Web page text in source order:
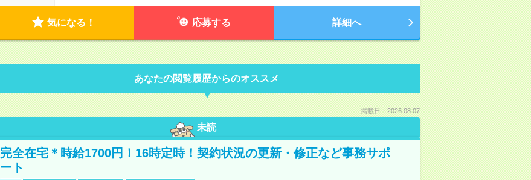
気になる！ 応募する 詳細へ
あなたの閲覧履歴からのオススメ
掲載日：2026.08.07
未読
完全在宅＊時給1700円！16時定時！契約状況の更新・修正など事務サポ
ート